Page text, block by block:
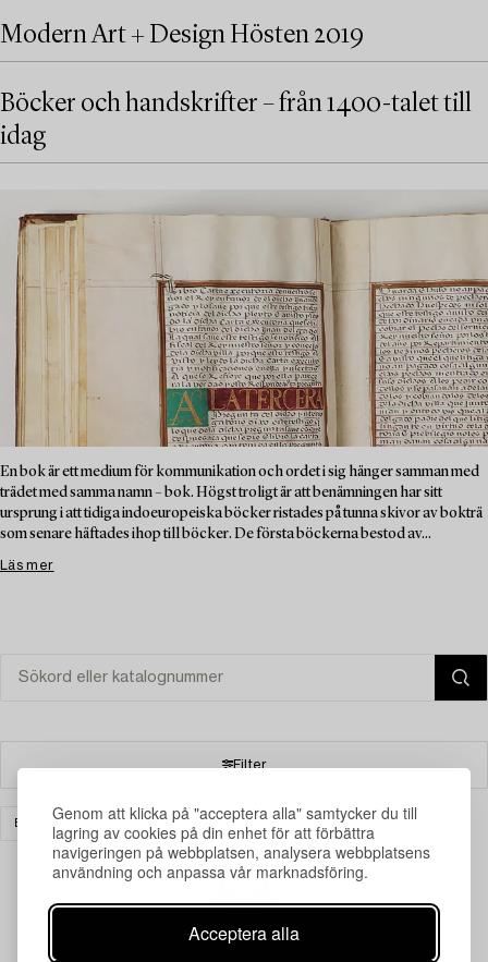
Genom att klicka på "acceptera alla" samtycker du till
lagring av cookies på din enhet för att förbättra
navigeringen på webbplatsen, analysera webbplatsens
användning och anpassa vår marknadsföring.
Acceptera alla
Modern Art + Design Hösten 2019
Böcker och handskrifter – från 1400-talet till
idag
En bok är ett medium för kommunikation och ordet i sig hänger samman med
trädet med samma namn – bok. Högst troligt är att benämningen har sitt
ursprung i att tidiga indoeuropeiska böcker ristades på tunna skivor av bokträ
som senare häftades ihop till böcker. De första böckerna bestod av...
Läs mer
Filter
BÖCKER & HANDSKRIFTER KERAMIK RENSA ALLA
Din sökning gav ingen träff just nu.